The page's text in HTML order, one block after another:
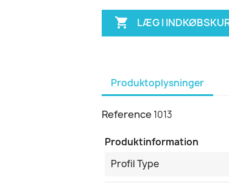
 LÆG I
Produktoplysninger
Reference 1013
Produktinformation
Profil Type